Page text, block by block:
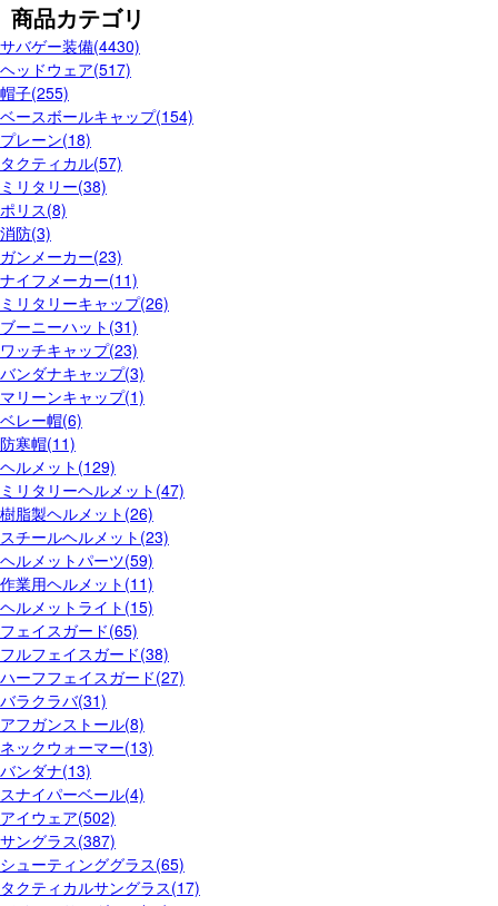
商品カテゴリ
サバゲー装備(4430)
ヘッドウェア(517)
帽子(255)
ベースボールキャップ(154)
プレーン(18)
タクティカル(57)
ミリタリー(38)
ポリス(8)
消防(3)
ガンメーカー(23)
ナイフメーカー(11)
ミリタリーキャップ(26)
ブーニーハット(31)
ワッチキャップ(23)
バンダナキャップ(3)
マリーンキャップ(1)
ベレー帽(6)
防寒帽(11)
ヘルメット(129)
ミリタリーヘルメット(47)
樹脂製ヘルメット(26)
スチールヘルメット(23)
ヘルメットパーツ(59)
作業用ヘルメット(11)
ヘルメットライト(15)
フェイスガード(65)
フルフェイスガード(38)
ハーフフェイスガード(27)
バラクラバ(31)
アフガンストール(8)
ネックウォーマー(13)
バンダナ(13)
スナイパーベール(4)
アイウェア(502)
サングラス(387)
シューティンググラス(65)
タクティカルサングラス(17)